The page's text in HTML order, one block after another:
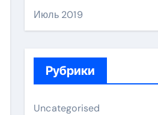
Июль 2019
Рубрики
Uncategorised